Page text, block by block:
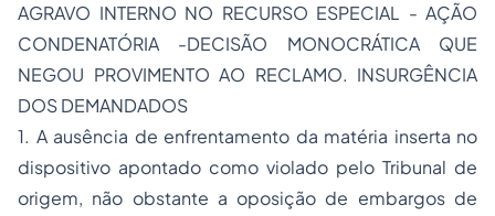
AGRAVO INTERNO NO RECURSO ESPECIAL - AÇÃO
CONDENATÓRIA -DECISÃO MONOCRÁTICA QUE
NEGOU PROVIMENTO AO RECLAMO. INSURGÊNCIA
DOS DEMANDADOS
1. A ausência de enfrentamento da matéria inserta no
dispositivo apontado como violado pelo Tribunal de
origem, não obstante a oposição de embargos de